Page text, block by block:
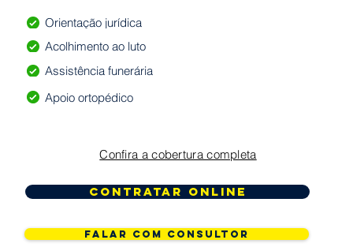
Orientação jurídica
Acolhimento ao luto
Assistência funerária
Apoio ortopédico
Confira a cobertura completa
Contratar online
Falar com consultor